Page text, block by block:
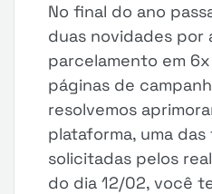
No final do ano
duas novidades por
parcelamento em
páginas de
resolvemos
plataforma, uma
solicitadas pelos
do dia 12/02, você